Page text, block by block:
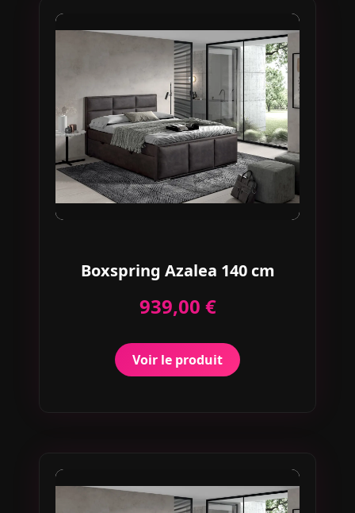
Boxspring Azalea 140 cm
939,00 €
Voir le produit